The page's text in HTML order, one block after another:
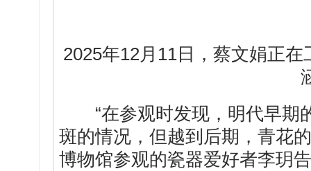
2025年12月11日，蔡文娟正
“在参观时发现，明代早期
斑的情况，但越到后期，青花
博物馆参观的瓷器爱好者李玥